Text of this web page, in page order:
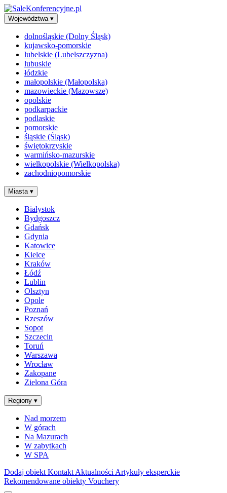
Województwa ▾
dolnośląskie (Dolny Śląsk)
kujawsko-pomorskie
lubelskie (Lubelszczyzna)
lubuskie
łódzkie
małopolskie (Małopolska)
mazowieckie (Mazowsze)
opolskie
podkarpackie
podlaskie
pomorskie
śląskie (Śląsk)
świętokrzyskie
warmińsko-mazurskie
wielkopolskie (Wielkopolska)
zachodniopomorskie
Miasta ▾
Białystok
Bydgoszcz
Gdańsk
Gdynia
Katowice
Kielce
Kraków
Łódź
Lublin
Olsztyn
Opole
Poznań
Rzeszów
Sopot
Szczecin
Toruń
Warszawa
Wrocław
Zakopane
Zielona Góra
Regiony ▾
Nad morzem
W górach
Na Mazurach
W zabytkach
W SPA
Dodaj obiekt Kontakt Aktualności Artykuły eksperckie
Rekomendowane obiekty Vouchery